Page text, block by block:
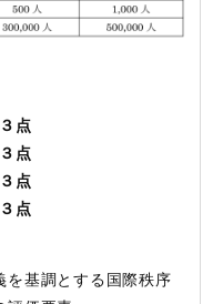
点
点
点
点
を基調とする国際秩序